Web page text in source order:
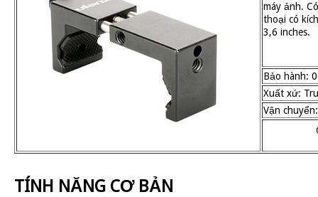
máy ảnh.
thoại có
3,6 inches.
Bảo hành:
Xuất xứ:
Vận
TÍNH NĂNG CƠ BẢN